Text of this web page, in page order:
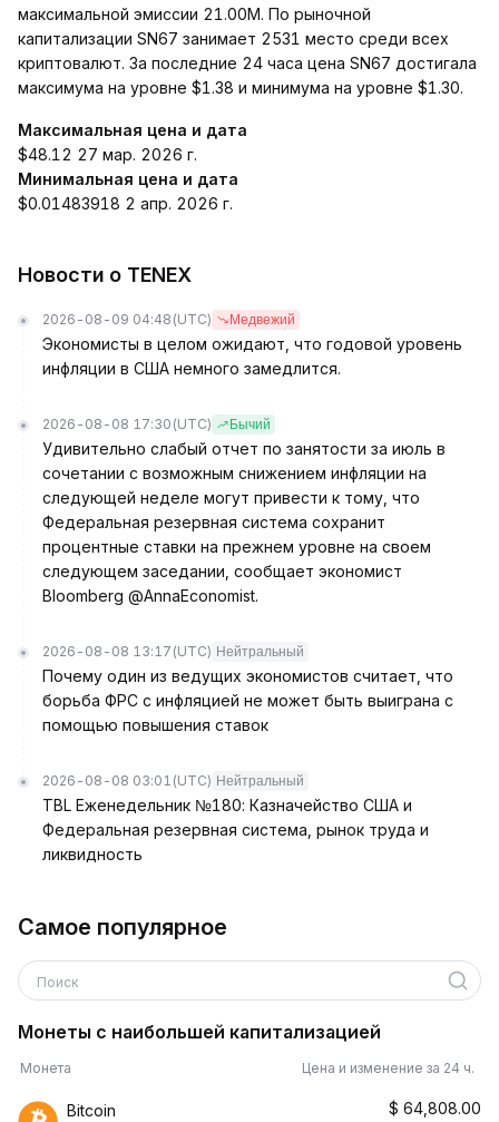
максимальной эмиссии 21.00M. По рыночной
капитализации SN67 занимает 2531 место среди всех
криптовалют. За последние 24 часа цена SN67 достигала
максимума на уровне $1.38 и минимума на уровне $1.30.
Максимальная цена и дата
$48.12 27 мар. 2026 г.
Минимальная цена и дата
$0.01483918 2 апр. 2026 г.
Новости о TENEX
2026-08-09 04:48 (UTC) Медвежий
Экономисты в целом ожидают, что годовой уровень
инфляции в США немного замедлится.
2026-08-08 17:30 (UTC) Бычий
Удивительно слабый отчет по занятости за июль в
сочетании с возможным снижением инфляции на
следующей неделе могут привести к тому, что
Федеральная резервная система сохранит
процентные ставки на прежнем уровне на своем
следующем заседании, сообщает экономист
Bloomberg @AnnaEconomist.
2026-08-08 13:17 (UTC) Нейтральный
Почему один из ведущих экономистов считает, что
борьба ФРС с инфляцией не может быть выиграна с
помощью повышения ставок
2026-08-08 03:01 (UTC) Нейтральный
TBL Еженедельник №180: Казначейство США и
Федеральная резервная система, рынок труда и
ликвидность
Самое популярное
Поиск
Монеты с наибольшей капитализацией
Монета Цена и изменение за 24 ч.
Bitcoin $ 64,808.00